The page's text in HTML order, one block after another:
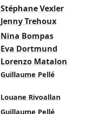
Stéphane Vexler
Jenny Trehoux
Nina Bompas
Eva Dortmund
Lorenzo Matalon
Guillaume Pellé
Louane Rivoallan
Guillaume Pellé